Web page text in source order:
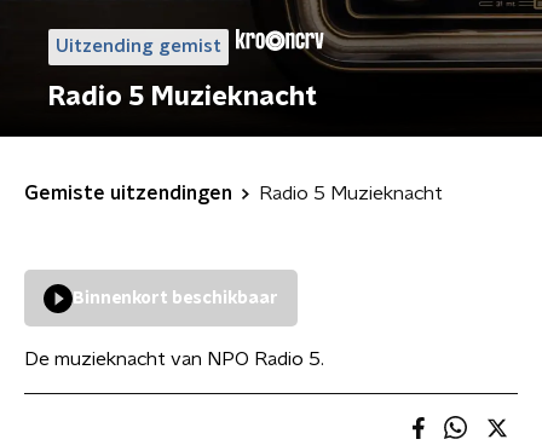
Uitzending gemist
Radio 5 Muzieknacht
Gemiste uitzendingen Radio 5 Muzieknacht
Binnenkort beschikbaar
De muzieknacht van NPO Radio 5.